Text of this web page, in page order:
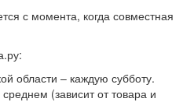
с момента, когда совместная
области – каждую субботу.
(зависит от товара и